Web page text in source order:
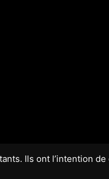
Ils ont l’intention